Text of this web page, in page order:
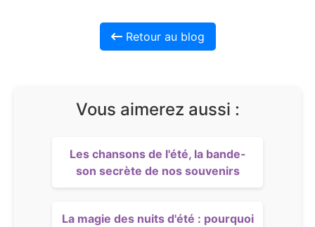
Retour au blog
Vous aimerez aussi :
Les chansons de l'été, la bande-
son secrète de nos souvenirs
La magie des nuits d'été : pourquoi